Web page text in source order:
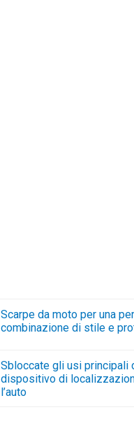
Scarpe da moto per una
combinazione di stile e
Sbloccate gli usi principali
dispositivo di
l’auto